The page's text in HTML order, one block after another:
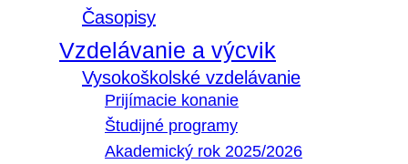
Časopisy
Vzdelávanie a výcvik
Vysokoškolské vzdelávanie
Prijímacie konanie
Študijné programy
Akademický rok 2025/2026